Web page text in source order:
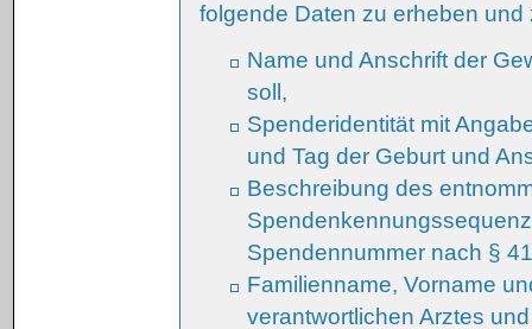
folgende Daten zu erheben und
Name und Anschrift der
soll,
Spenderidentität mit
und Tag der Geburt und
Beschreibung des
Spendennummer nach §
Familienname, Vorname
verantwortlichen Arztes und